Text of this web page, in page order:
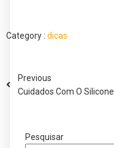
Category : dicas
Previous
Cuidados Com O Silicone
Pesquisar